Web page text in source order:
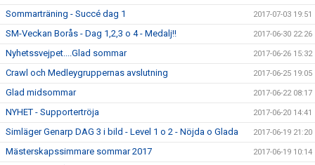
Sommarträning - Succé dag 1 2017-07-03 19:51
SM-Veckan Borås - Dag 1,2,3 o 4 - Medalj!! 2017-06-30 22:26
Nyhetssvejpet....Glad sommar 2017-06-26 15:32
Crawl och Medleygruppernas avslutning 2017-06-25 19:05
Glad midsommar 2017-06-22 08:17
NYHET - Supportertröja 2017-06-20 14:41
Simläger Genarp DAG 3 i bild - Level 1 o 2 - Nöjda o Glada 2017-06-19 21:20
Mästerskapssimmare sommar 2017 2017-06-19 10:14